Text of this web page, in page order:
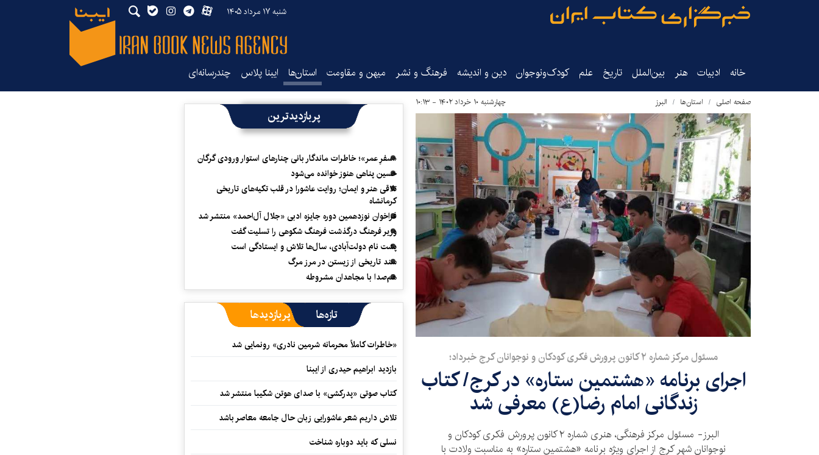
شنبه ۱۷ مرداد ۱۴۰۵
خانه ادبیات هنر بین‌الملل تاریخ‌ علم کودک‌ونوجوان دین و اندیشه فرهنگ و نشر میهن و مقاومت استان‌ها ایبنا پلاس چندرسانه‌ای
صفحه اصلی استان‌ها البرز چهارشنبه ۱۰ خرداد ۱۴۰۲ - ۱۰:۱۳
مسئول مرکز شماره ۲ کانون پرورش فکری کودکان و نوجوانان کرج خبرداد؛
اجرای برنامه‌ «هشتمین ستاره» در کرج/ کتاب
زندگانی امام رضا(ع) معرفی شد
البرز- مسئول مرکز فرهنگی، هنری شماره ۲ کانون پرورش فکری کودکان و
نوجوانان شهر کرج از اجرای ویژه برنامه‌ «هشتمین ستاره» به مناسبت ولادت با
پربازدیدترین
«سفرِ عمر»؛ خاطرات ماندگار بانی چنارهای استوار ورودی گرگان
حسین پناهی هنوز خوانده می‌شود
تلاقی هنر و ایمان؛ روایت عاشورا در قلب تکیه‌های تاریخی
کرمانشاه
فراخوان نوزدهمین دوره جایزه ادبی «جلال آل‌احمد» منتشر شد
وزیر فرهنگ درگذشت فرهنگ شکوهی را تسلیت گفت
پشت نام دولت‌آبادی، سال‌ها تلاش و ایستادگی است
سند تاریخی از زیستن در مرز مرگ
هم‌صدا با مجاهدان مشروطه
تازه‌ها پربازدیدها
«خاطرات کاملاً محرمانه شرمین نادری» رونمایی شد
بازدید ابراهیم حیدری از ایبنا
کتاب صوتی «پدرکشی» با صدای هوتن شکیبا منتشر شد
تلاش داریم شعر عاشورایی زبان حال جامعه معاصر باشد
نسلی که باید دوباره شناخت